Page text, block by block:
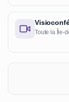
Toute la Île-